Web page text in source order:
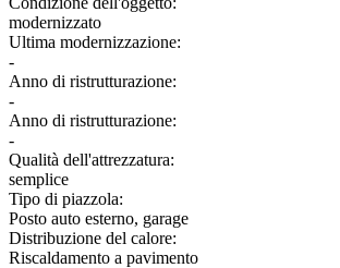
modernizzato
Ultima modernizzazione:
-
Anno di ristrutturazione:
-
Anno di ristrutturazione:
-
Qualità dell'attrezzatura:
semplice
Tipo di piazzola:
Posto auto esterno, garage
Distribuzione del calore:
Riscaldamento a pavimento